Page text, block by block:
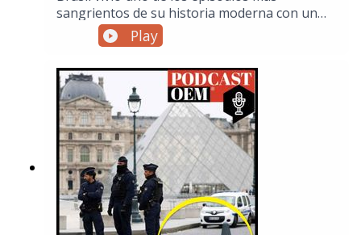
sangrientos de su historia moderna con un
operativo de seguridad en las favelas de Río
de Janeiro, que provocó la muerte de al menos
132 personas. Las recientes acciones
policiales del gobierno conservador de Río
ponen en evidencia el punto significativo en la
“guerra contra el crimen”, donde los
cuestionables resultados comienzan a ser
utilizados en el espectro político de cara a las
futuras elecciones presidenciales del país
sudamericano.Visita la sección de Mundo de El
Sol de México para no perderte las noticias
internacionales.
Play